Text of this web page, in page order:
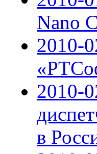
Nano
2010-
2010-
в